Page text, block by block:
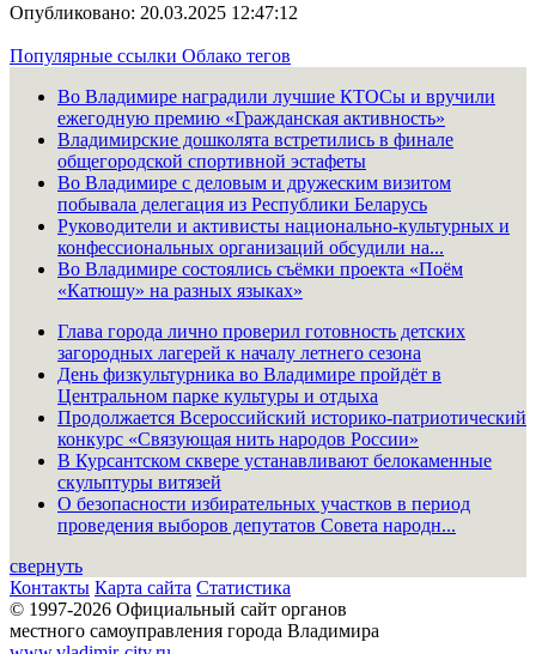
Опубликовано: 20.03.2025 12:47:12
Популярные ссылки Облако тегов
Во Владимире наградили лучшие КТОСы и вручили
ежегодную премию «Гражданская активность»
Владимирские дошколята встретились в финале
общегородской спортивной эстафеты
Во Владимире с деловым и дружеским визитом
побывала делегация из Республики Беларусь
Руководители и активисты национально-культурных и
конфессиональных организаций обсудили на...
Во Владимире состоялись съёмки проекта «Поём
«Катюшу» на разных языках»
Глава города лично проверил готовность детских
загородных лагерей к началу летнего сезона
День физкультурника во Владимире пройдёт в
Центральном парке культуры и отдыха
Продолжается Всероссийский историко-патриотический
конкурс «Связующая нить народов России»
В Курсантском сквере устанавливают белокаменные
скульптуры витязей
О безопасности избирательных участков в период
проведения выборов депутатов Совета народн...
свернуть
Контакты Карта сайта Статистика
© 1997-2026 Официальный сайт органов
местного самоуправления города Владимира